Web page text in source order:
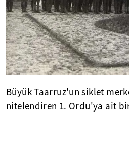
Büyük Taarruz'un siklet
nitelendiren 1. Ordu'ya ait